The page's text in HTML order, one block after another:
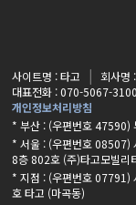
사이트명 : 타고 회사명
대표전화 : 070-5067-3100
개인정보처리방침
* 부산 : (우편번호 47590)
* 서울 : (우편번호 08507)
8층 802호 (주)타고모빌리
* 지점 : (우편번호 07791)
호 타고 (마곡동)